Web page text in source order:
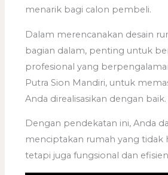
menarik bagi calon pembeli.
Dalam merencanakan desain
bagian dalam, penting untuk
profesional yang
Putra Sion Mandiri, untuk
Anda direalisasikan dengan baik.
Dengan pendekatan ini, Anda
menciptakan rumah yang tidak
tetapi juga fungsional dan